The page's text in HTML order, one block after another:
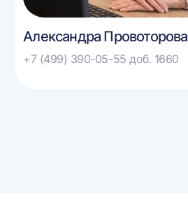
Александра Провоторова
+7 (499) 390-05-55 доб. 1660